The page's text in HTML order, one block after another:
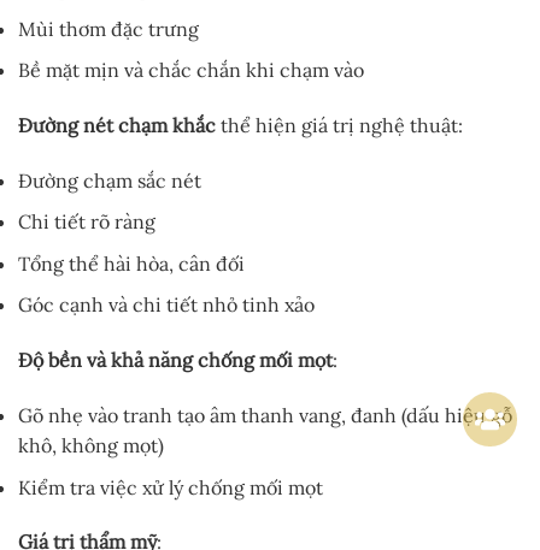
Mùi thơm đặc trưng
Bề mặt mịn và chắc chắn khi chạm vào
Đường nét chạm khắc thể hiện giá trị nghệ thuật:
Đường chạm sắc nét
Chi tiết rõ ràng
Tổng thể hài hòa, cân đối
Góc cạnh và chi tiết nhỏ tinh xảo
Độ bền và khả năng chống mối mọt:
Gõ nhẹ vào tranh tạo âm thanh vang, đanh (dấu hiệu gỗ
khô, không mọt)
Kiểm tra việc xử lý chống mối mọt
Giá trị thẩm mỹ: